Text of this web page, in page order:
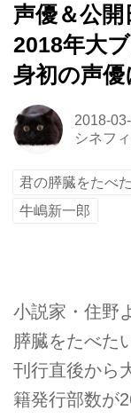
声優＆公開
2018年大
身初の声優
2018-
シネフ
君の膵臓をたべ
牛嶋新一郎
小説家・住野
膵臓をたべた
刊行直後から
籍発行部数が